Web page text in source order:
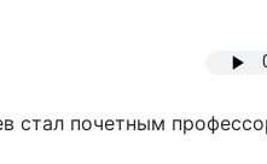
стал почетным